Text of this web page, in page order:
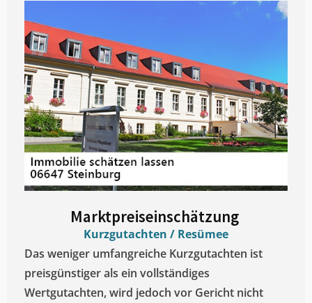
Marktpreiseinschätzung ​
Kurzgutachten / Resümee
Das weniger umfangreiche Kurzgutachten ist
preisgünstiger als ein vollständiges
Wertgutachten, wird jedoch vor Gericht nicht